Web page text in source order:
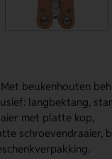
beukenhouten
langbektang,
met platte kop,
schroevendraaier,